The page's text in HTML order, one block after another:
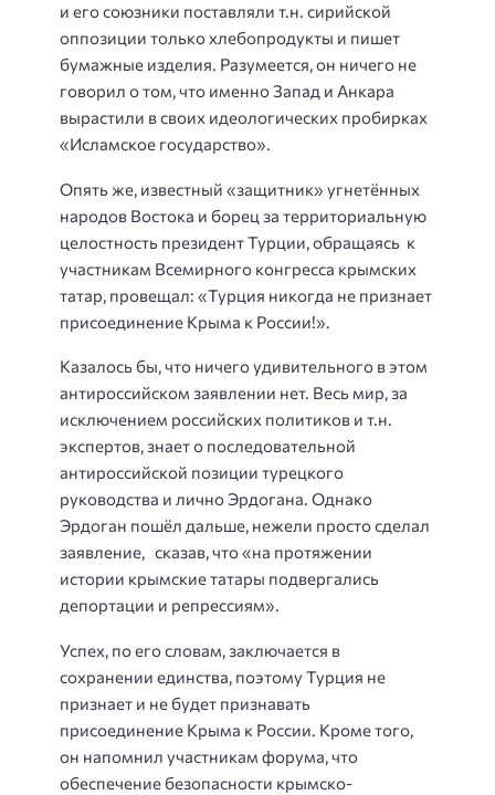
и его союзники поставляли т.н. сирийской
оппозиции только хлебопродукты и пишет
бумажные изделия. Разумеется, он ничего не
говорил о том, что именно Запад и Анкара
вырастили в своих идеологических пробирках
«Исламское государство».
Опять же, известный «защитник» угнетённых
народов Востока и борец за территориальную
целостность президент Турции, обращаясь к
участникам Всемирного конгресса крымских
татар, провещал: «Турция никогда не признает
присоединение Крыма к России!».
Казалось бы, что ничего удивительного в этом
антироссийском заявлении нет. Весь мир, за
исключением российских политиков и т.н.
экспертов, знает о последовательной
антироссийской позиции турецкого
руководства и лично Эрдогана. Однако
Эрдоган пошёл дальше, нежели просто сделал
заявление, сказав, что «на протяжении
истории крымские татары подвергались
депортации и репрессиям».
Успех, по его словам, заключается в
сохранении единства, поэтому Турция не
признает и не будет признавать
присоединение Крыма к России. Кроме того,
он напомнил участникам форума, что
обеспечение безопасности крымско-